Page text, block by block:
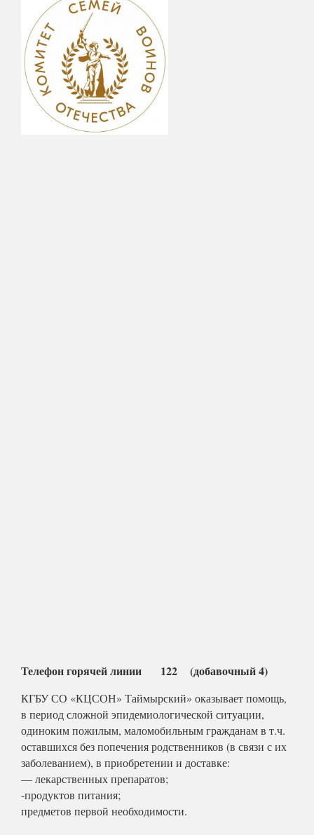
Телефон горячей линии 122 (добавочный 4)
КГБУ СО «КЦСОН» Таймырский» оказывает помощь,
в период сложной эпидемиологической ситуации,
одиноким пожилым, маломобильным гражданам в т.ч.
оставшихся без попечения родственников (в связи с их
заболеванием), в приобретении и доставке:
— лекарственных препаратов;
-продуктов питания;
предметов первой необходимости.